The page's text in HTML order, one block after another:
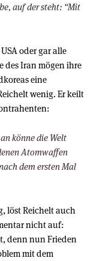
auf der steht: “Mit
oder gar alle
des Iran mögen ihre
eine
wenig. Er keilt
könne die Welt
Atomwaffen
dem ersten Mal
löst Reichelt auch
nicht auf:
denn nun Frieden
mit dem